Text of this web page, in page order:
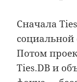
Сначала
Потом
Ties.DB и